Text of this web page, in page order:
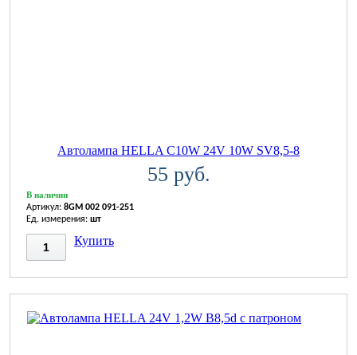
Автолампа HELLA C10W 24V 10W SV8,5-8
55 руб.
В наличии
Артикул: 8GM 002 091-251
Ед. измерения: шт
Купить